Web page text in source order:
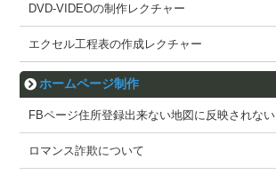
DVD-VIDEOの制作レクチャー
エクセル工程表の作成レクチャー
ホームページ制作
FBページ住所登録出来ない地図に反映されない
ロマンス詐欺について